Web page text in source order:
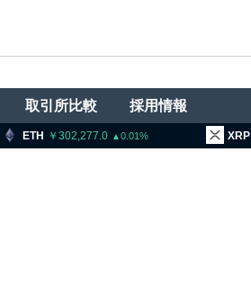
取引所比較 採用情報
ETH 302,277.0 0.01 XRP